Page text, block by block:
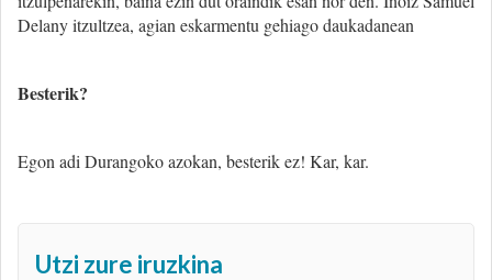
Delany itzultzea, agian eskarmentu gehiago daukadanean
Besterik?
Egon adi Durangoko azokan, besterik ez! Kar, kar.
Utzi zure iruzkina